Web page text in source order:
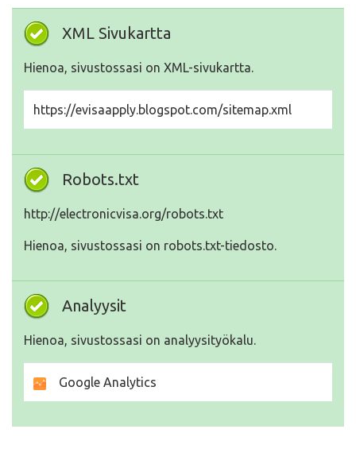
XML Sivukartta
Hienoa, sivustossasi on XML-sivukartta.
https://evisaapply.blogspot.com/sitemap.xml
Robots.txt
http://electronicvisa.org/robots.txt
Hienoa, sivustossasi on robots.txt-tiedosto.
Analyysit
Hienoa, sivustossasi on analyysityökalu.
Google Analytics